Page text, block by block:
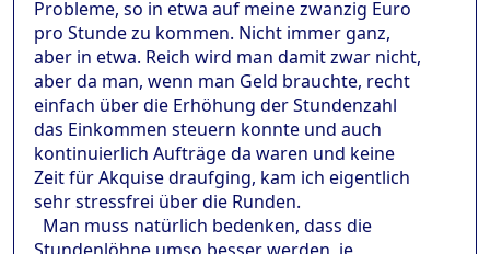
Probleme, so in etwa auf meine zwanzig Euro
pro Stunde zu kommen. Nicht immer ganz,
aber in etwa. Reich wird man damit zwar nicht,
aber da man, wenn man Geld brauchte, recht
einfach über die Erhöhung der Stundenzahl
das Einkommen steuern konnte und auch
kontinuierlich Aufträge da waren und keine
Zeit für Akquise draufging, kam ich eigentlich
sehr stressfrei über die Runden.
Man muss natürlich bedenken, dass die